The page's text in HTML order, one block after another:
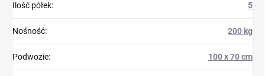
Ilość półek: 5
Nośność: 200 kg
Podwozie: 100 x 70 cm